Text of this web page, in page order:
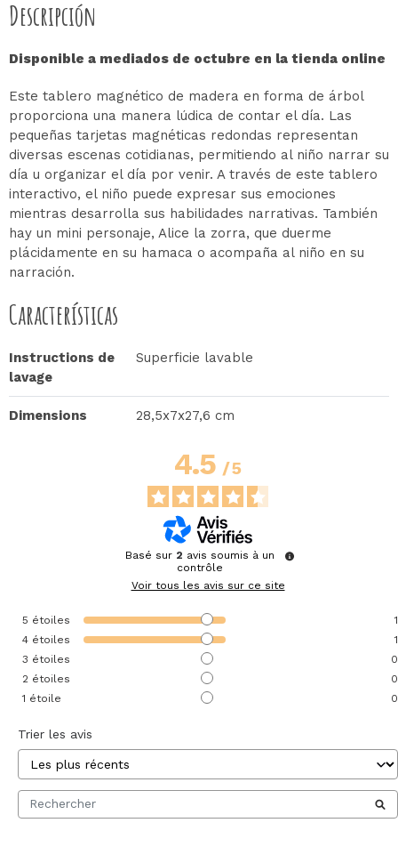
Descripción
Disponible a mediados de octubre en la tienda online
Este tablero magnético de madera en forma de árbol
proporciona una manera lúdica de contar el día. Las
pequeñas tarjetas magnéticas redondas representan
diversas escenas cotidianas, permitiendo al niño narrar su
día u organizar el día por venir. A través de este tablero
interactivo, el niño puede expresar sus emociones
mientras desarrolla sus habilidades narrativas. También
hay un mini personaje, Alice la zorra, que duerme
plácidamente en su hamaca o acompaña al niño en su
narración.
Características
Instructions de
lavage
Superficie lavable
Dimensions 28,5x7x27,6 cm
4.5/5
Basé sur 2 avis soumis à un
contrôle
Voir tous les avis sur ce site
5 étoiles
1
4 étoiles
1
3 étoiles
0
2 étoiles
0
1 étoile 0
Trier les avis